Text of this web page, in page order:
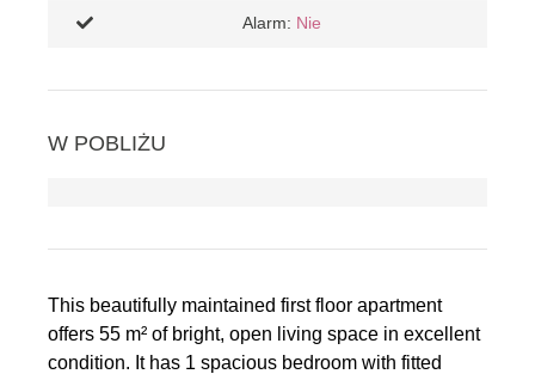
Alarm: Nie
W POBLIŻU
This beautifully maintained first floor apartment
offers 55 m² of bright, open living space in excellent
condition. It has 1 spacious bedroom with fitted